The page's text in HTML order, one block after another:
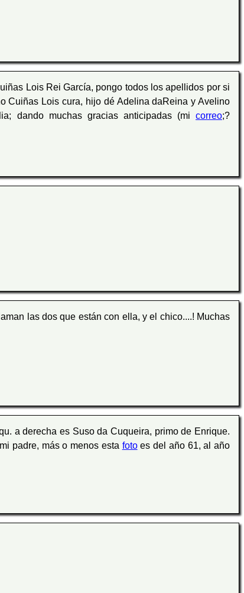
Lois Rei García, pongo todos los apellidos por si
Cuiñas Lois cura, hijo dé Adelina daReina y Avelino
dando muchas gracias anticipadas (micorreo;?
las dos que están con ella, y el chico....! Muchas
a derecha es Suso da Cuqueira, primo de Enrique.
padre, más o menos esta fotoes del año 61, al año